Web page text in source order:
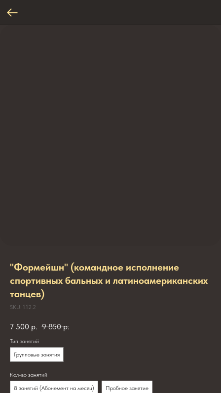
"Формейшн" (командное исполнение
спортивных бальных и латиноамериканских
танцев)
SKU: 1.12.2
7 500 р. 9 850 р.
Тип занятий
Групповые занятия
Кол-во занятий
8 занятий (Абонемент на месяц)
Пробное занятие